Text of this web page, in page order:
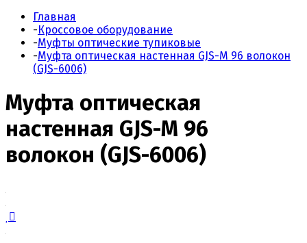
Главная
-Кроссовое оборудование
-Муфты оптические тупиковые
-Муфта оптическая настенная GJS-M 96 волокон
(GJS-6006)
Муфта оптическая
настенная GJS-M 96
волокон (GJS-6006)